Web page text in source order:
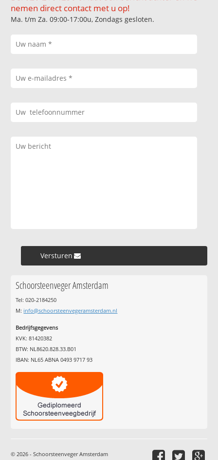
nemen direct contact met u op!
Ma. t/m Za. 09:00-17:00u, Zondags gesloten.
Versturen »
Schoorsteenveger Amsterdam
Tel: 020-2184250
M: info@schoorsteenvegeramsterdam.nl
Bedrijfsgegevens
KVK: 81420382
BTW: NL8620.828.33.B01
IBAN: NL65 ABNA 0493 9717 93
© 2026 - Schoorsteenveger Amsterdam